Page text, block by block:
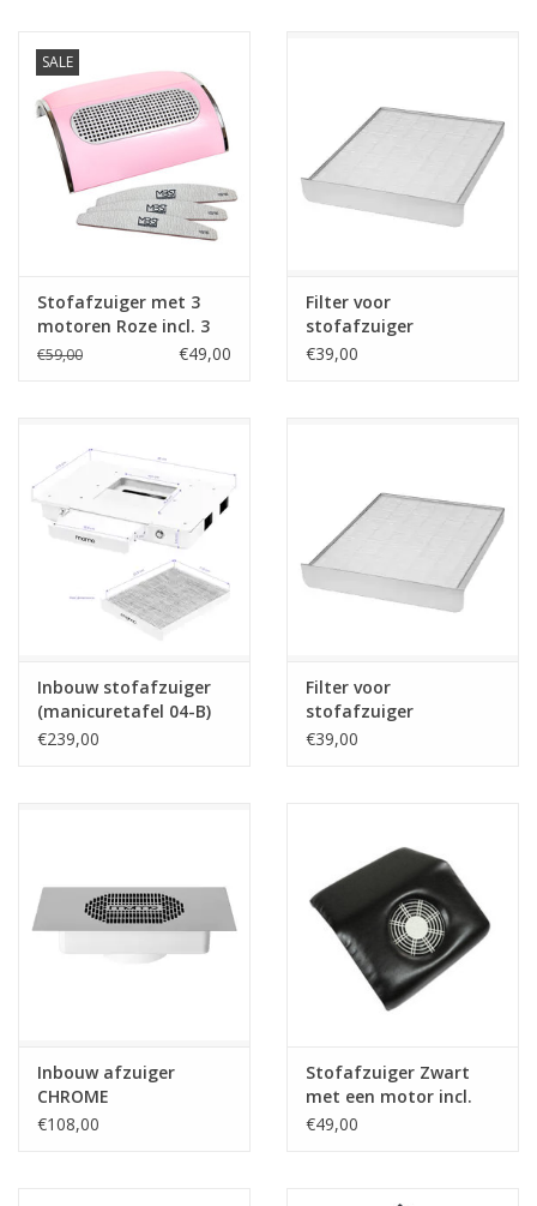
SALE
Stofafzuiger met 3
motoren Roze incl. 3
trapeze vijlen
€59,00 €49,00
Filter voor
stofafzuiger
(manicuretafel 04-B)
€39,00
Inbouw stofafzuiger
(manicuretafel 04-B)
€239,00
Filter voor
stofafzuiger
(manicuretafel 04-B)
€39,00
Inbouw afzuiger
CHROME
€108,00
Stofafzuiger Zwart
met een motor incl.
vervanging zakken
€49,00